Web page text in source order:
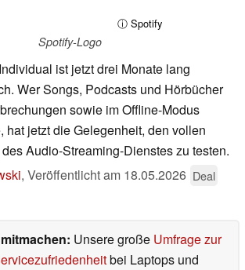
ⓘ Spotify
Spotify-Logo
ist jetzt drei Monate lang
Wer Songs, Podcasts und Hörbücher
sowie im Offline-Modus
hat jetzt die Gelegenheit, den vollen
Audio-Streaming-Dienstes zu testen.
, Veröffentlicht am 18.05.2026 Deal
Unsere große Umfrage zur
bei Laptops und